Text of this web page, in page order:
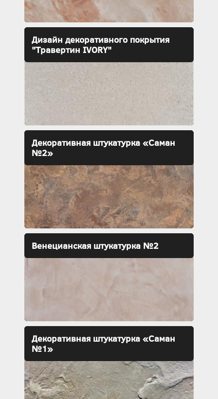
Дизайн декоративного покрытия
"Травертин IVORY"
Декоративная штукатурка «Саман
№2»
Венецианская штукатурка №2
Декоративная штукатурка «Саман
№1»